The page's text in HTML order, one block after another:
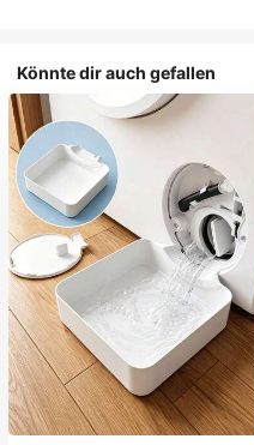
Könnte dir auch gefallen